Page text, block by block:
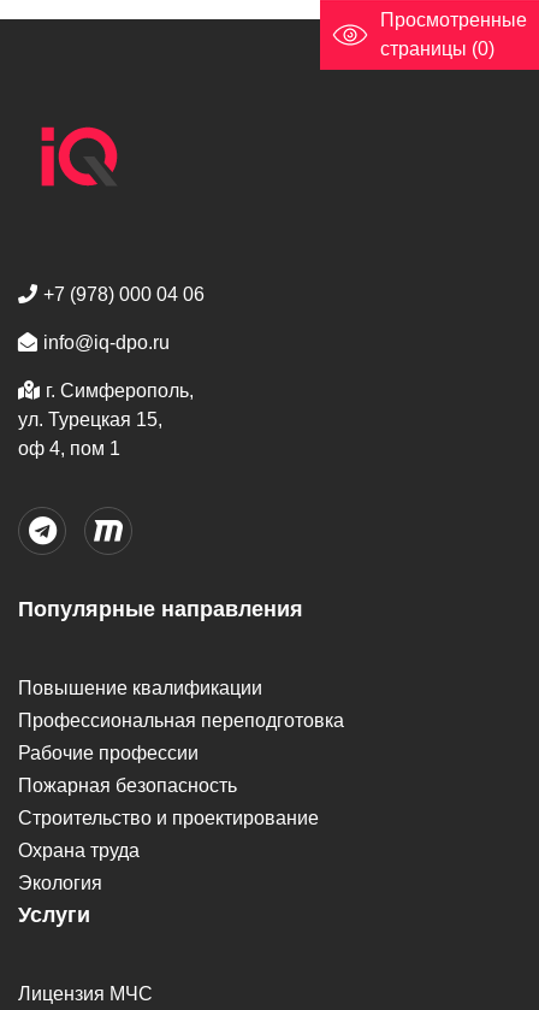
+7 (978) 000 04 06
info@iq-dpo.ru
г. Симферополь,
ул. Турецкая 15,
оф 4, пом 1
Популярные направления
Повышение квалификации
Профессиональная переподготовка
Рабочие профессии
Пожарная безопасность
Строительство и проектирование
Охрана труда
Экология
Услуги
Лицензия МЧС
Просмотренные
страницы (0)